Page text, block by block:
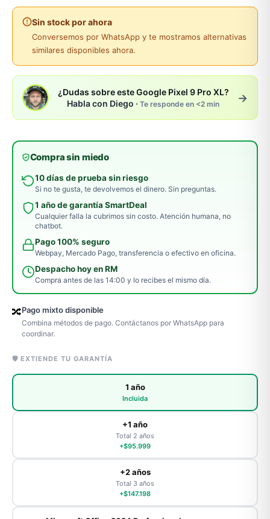
Sin stock por ahora
Conversemos por WhatsApp y te mostramos alternativas
similares disponibles ahora.
¿Dudas sobre este Google Pixel 9 Pro XL?
Habla con Diego · Te responde en <2 min →
Compra sin miedo
10 días de prueba sin riesgo
Si no te gusta, te devolvemos el dinero. Sin preguntas.
1 año de garantía SmartDeal
Cualquier falla la cubrimos sin costo. Atención humana, no
chatbot.
Pago 100% seguro
Webpay, Mercado Pago, transferencia o efectivo en oficina.
Despacho hoy en RM
Compra antes de las 14:00 y lo recibes el mismo día.
🔀Pago mixto disponible
Combina métodos de pago. Contáctanos por WhatsApp para
coordinar.
🛡️ EXTIENDE TU GARANTÍA
1 año
Incluida
+1 año
Total 2 años
+$95.999
+2 años
Total 3 años
+$147.198